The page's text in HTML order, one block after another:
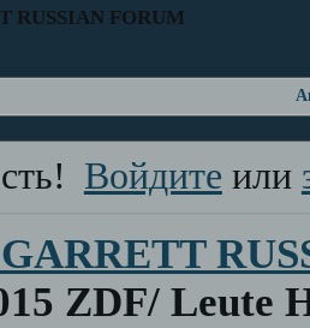
RUSSIAN FORUM
Войдите или
ZDF/ Leute